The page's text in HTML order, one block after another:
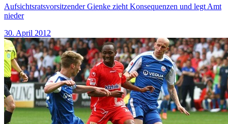
Aufsichtsratsvorsitzender Gienke zieht Konsequenzen und legt Amt
nieder
30. April 2012